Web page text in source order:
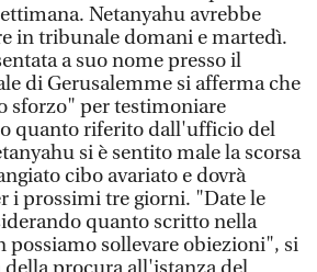
Netanyahu avrebbe
in tribunale domani e martedì.
a suo nome presso il
di Gerusalemme si afferma che
sforzo" per testimoniare
quanto riferito dall'ufficio del
si è sentito male la scorsa
cibo avariato e dovrà
i prossimi tre giorni. "Date le
quanto scritto nella
possiamo sollevare obiezioni", si